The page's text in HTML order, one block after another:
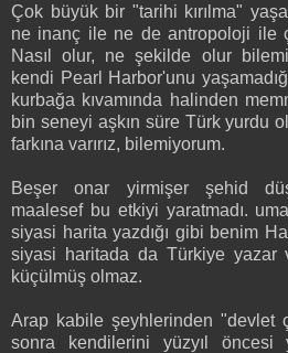
Çok büyük bir "tarihi kırılma"
ne inanç ile ne de antropoloji ile
Nasıl olur, ne şekilde olur
kendi Pearl Harbor'unu
kurbağa kıvamında halinden
bin seneyi aşkın süre Türk yurdu
farkına varırız, bilemiyorum.
Beşer onar yirmişer şehid
maalesef bu etkiyi yaratmadı.
siyasi harita yazdığı gibi benim
siyasi haritada da Türkiye yazar
küçülmüş olmaz.
Arap kabile şeyhlerinden "devlet
sonra kendilerini yüzyıl öncesi